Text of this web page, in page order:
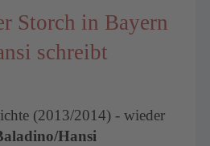
Storch in Bayern
schreibt
(2013/2014) - wieder
Hansi